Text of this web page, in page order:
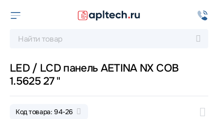
LED / LCD панель AETINA NX COB
1.5625 27 "
Код товара: 94-26